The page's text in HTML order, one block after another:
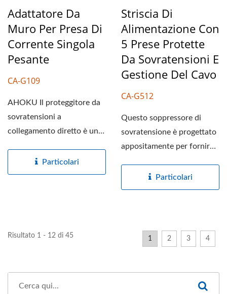
Adattatore Da
Muro Per Presa Di
Corrente Singola
Pesante
CA-G109
AHOKU Il proteggitore da
sovratensioni a
collegamento diretto è un
proteggere...Particolari
Striscia Di
Alimentazione Con
5 Prese Protette
Da Sovratensioni E
Gestione Del Cavo
CA-G512
Questo soppressore di
sovratensione è progettato
appositamente per fornire
Particolari
Risultato 1 - 12 di 45 1 2 3 4